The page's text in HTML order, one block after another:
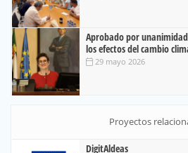
Aprobado por
los efectos del cambio
29 mayo 2026
Proyectos
DigitAldeas